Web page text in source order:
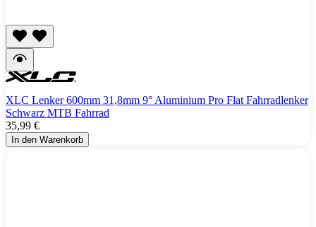
XLC Lenker 600mm 31,8mm 9° Aluminium Pro Flat Fahrradlenker
Schwarz MTB Fahrrad
35,99 €
In den Warenkorb